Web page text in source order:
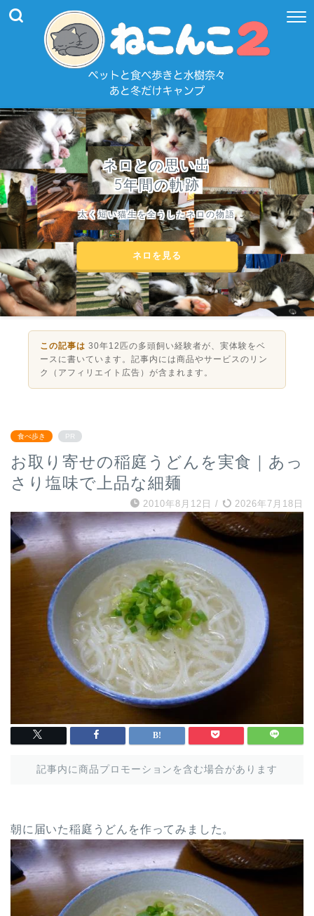
ネロとの思い出
5年間の軌跡
太く短い猫生を全うしたネロの物語
ネロを見る
この記事は 30年12匹の多頭飼い経験者が、実体験をベ
ースに書いています。記事内には商品やサービスのリン
ク（アフィリエイト広告）が含まれます。
食べ歩き PR
お取り寄せの稲庭うどんを実食｜あっ
さり塩味で上品な細麺
2010年8月12日 / 2026年7月18日
記事内に商品プロモーションを含む場合があります
朝に届いた稲庭うどんを作ってみました。